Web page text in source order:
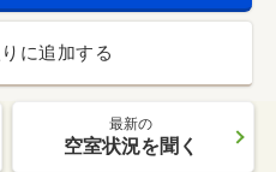
に追加する
最新の
空室状況を聞く